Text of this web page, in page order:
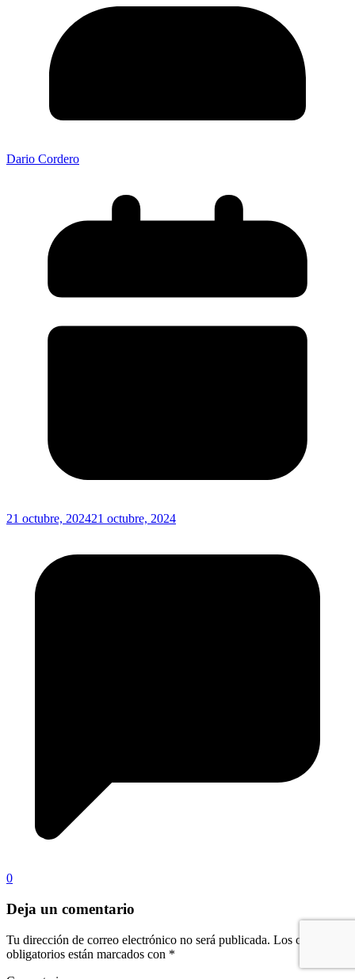
Dario Cordero
21 octubre, 202421 octubre, 2024
0
Deja un comentario
Tu dirección de correo electrónico no será publicada. Los campos
obligatorios están marcados con *